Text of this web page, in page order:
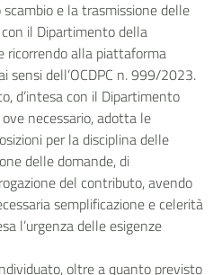
e la trasmissione delle
il Dipartimento della
ricorrendo alla piattaforma
sensi dell’OCDPC n. 999/2023.
d’intesa con il Dipartimento
necessario, adotta le
per la disciplina delle
delle domande, di
del contributo, avendo
semplificazione e celerità
l’urgenza delle esigenze
oltre a quanto previsto